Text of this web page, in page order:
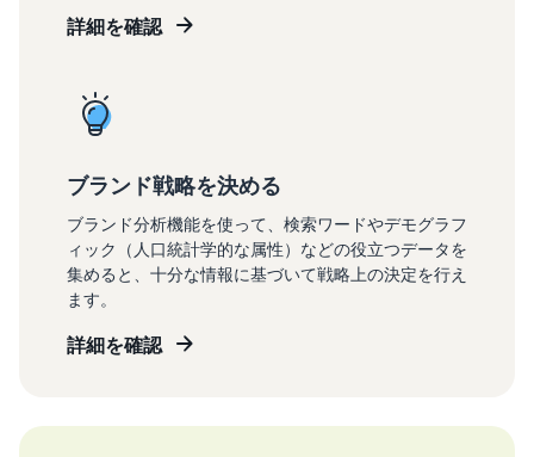
詳細を確認
ブランド戦略を決める
ブランド分析機能を使って、検索ワードやデモグラフ
ィック（人口統計学的な属性）などの役立つデータを
集めると、十分な情報に基づいて戦略上の決定を行え
ます。
詳細を確認